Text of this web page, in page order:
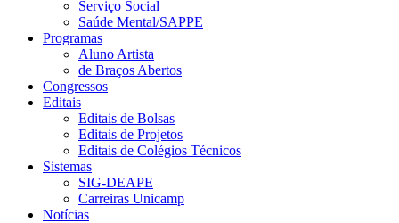
Serviço Social
Saúde Mental/SAPPE
Programas
Aluno Artista
de Braços Abertos
Congressos
Editais
Editais de Bolsas
Editais de Projetos
Editais de Colégios Técnicos
Sistemas
SIG-DEAPE
Carreiras Unicamp
Notícias